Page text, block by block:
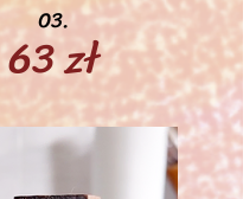
03.
63 zł